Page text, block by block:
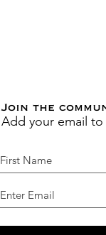
Join the
Add your email